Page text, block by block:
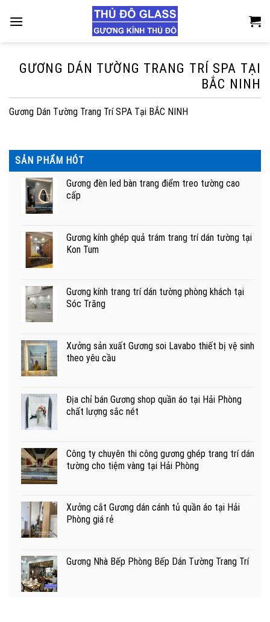
GƯƠNG DÁN TƯỜNG TRANG TRÍ SPA TẠI
BẮC NINH
Gương Dán Tường Trang Trí SPA Tại BẮC NINH
SẢN PHẨM HÓT
Gương đèn led bàn trang điểm treo tường cao
cấp
Gương kính ghép quả trám trang trí dán tường tại
Kon Tum
Gương kính trang trí dán tường phòng khách tại
Sóc Trăng
Xưởng sản xuất Gương soi Lavabo thiết bị vệ sinh
theo yêu cầu
Địa chỉ bán Gương shop quần áo tại Hải Phòng
chất lượng sắc nét
Công ty chuyên thi công gương ghép trang trí dán
tường cho tiệm vàng tại Hải Phòng
Xưởng cắt Gương dán cánh tủ quần áo tại Hải
Phòng giá rẻ
Gương Nhà Bếp Phòng Bếp Dán Tường Trang Trí